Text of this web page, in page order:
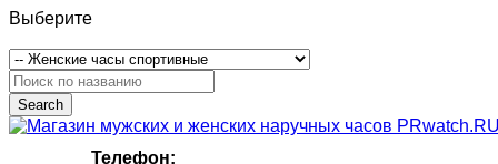
Выберите
Search
Телефон: